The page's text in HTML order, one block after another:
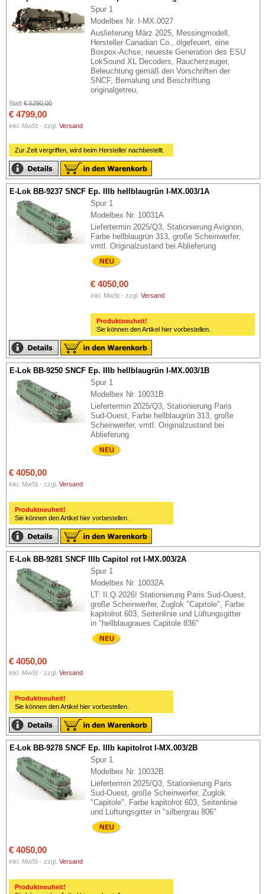
Spur 1
Modelbex Nr. I-MX.0027
Auslieferung März 2025, Messingmodell,
Hersteller Canadian Co., ölgefeuert, eine
Boxpox-Achse, neueste Generation des ESU
LokSound XL Decoders, Raucherzeuger,
Beleuchtung gemäß den Vorschriften der
SNCF, Bemalung und Beschriftung
originalgetreu,
Statt € 5290,00
€ 4799,00
inkl. MwSt - zzgl. Versand
Zur Zeit vergriffen, wird beim Hersteller nachbestellt.
E-Lok BB-9237 SNCF Ep. IIIb hellblaugrün I-MX.003/1A
Spur 1
Modelbex Nr. 10031A
Liefertermin 2025/Q3, Stationierung Avignon,
Farbe hellblaugrün 313, große Scheinwerfer,
vmtl. Originalzustand bei Ablieferung
€ 4050,00
inkl. MwSt - zzgl. Versand
Produktneuheit!
Sie können den Artikel hier vorbestellen.
E-Lok BB-9250 SNCF Ep. IIIb hellblaugrün I-MX.003/1B
Spur 1
Modelbex Nr. 10031B
Liefertermin 2025/Q3, Stationierung Paris
Sud-Ouest, Farbe hellblaugrün 313, große
Scheinwerfer, vmtl. Originalzustand bei
Ablieferung
€ 4050,00
inkl. MwSt - zzgl. Versand
Produktneuheit!
Sie können den Artikel hier vorbestellen.
E-Lok BB-9281 SNCF IIIb Capitol rot I-MX.003/2A
Spur 1
Modelbex Nr. 10032A
LT: II.Q.2026! Stationierung Paris Sud-Ouest,
große Scheinwerfer, Zuglok "Capitole", Farbe
kapitolrot 603, Seitenlinie und Lüftungsgitter
in "hellblaugraues Capitole 836"
€ 4050,00
inkl. MwSt - zzgl. Versand
Produktneuheit!
Sie können den Artikel hier vorbestellen.
E-Lok BB-9278 SNCF Ep. IIIb kapitolrot I-MX.003/2B
Spur 1
Modelbex Nr. 10032B
Liefertermin 2025/Q3, Stationierung Paris
Sud-Ouest, große Scheinwerfer, Zuglok
"Capitole", Farbe kapitolrot 603, Seitenlinie
und Lüftungsgitter in "silbergrau 806"
€ 4050,00
inkl. MwSt - zzgl. Versand
Produktneuheit!